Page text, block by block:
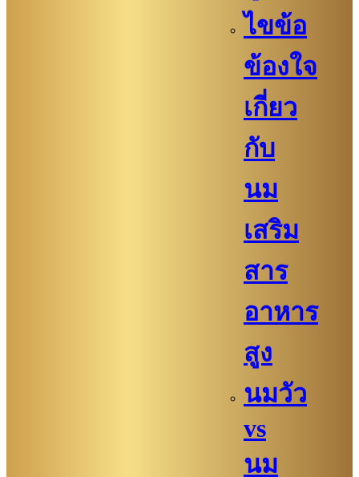
ไขข้อ
ข้องใจ
เกี่ยว
กับ
นม
เสริม
สาร
อาหาร
สูง
นมวัว
vs
นม